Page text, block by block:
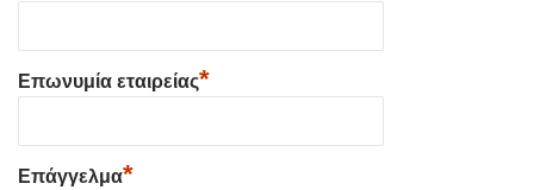
Επωνυμία εταιρείας*
Επάγγελμα*